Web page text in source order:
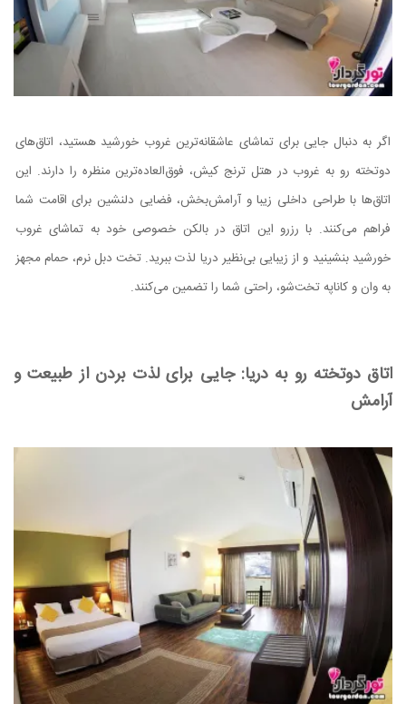
اگر به دنبال جایی برای تماشای عاشقانه‌ترین غروب خورشید هستید، اتاق‌های
دوتخته رو به غروب در هتل ترنج کیش، فوق‌العاده‌ترین منظره را دارند. این
اتاق‌ها با طراحی داخلی زیبا و آرامش‌بخش، فضایی دلنشین برای اقامت شما
فراهم می‌کنند. با رزرو این اتاق در بالکن خصوصی خود به تماشای غروب
خورشید بنشینید و از زیبایی بی‌نظیر دریا لذت ببرید. تخت دبل نرم، حمام مجهز
به وان و کاناپه تخت‌شو، راحتی شما را تضمین می‌کنند.
اتاق دوتخته رو به دریا: جایی برای لذت بردن از طبیعت و
آرامش